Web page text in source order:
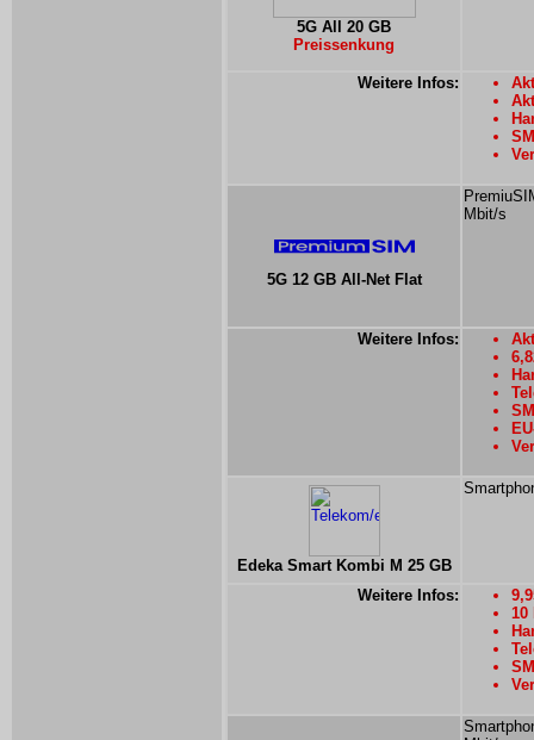
5G All 20 GB
Preissenkung
Weitere Infos:
5G 12 GB All-Net Flat
Mbit/s
Weitere Infos:
Edeka Smart Kombi M 25 GB
Weitere Infos:
10